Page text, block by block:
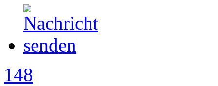
148